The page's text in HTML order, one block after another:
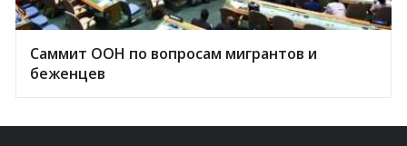
Саммит ООН по вопросам мигрантов и
беженцев